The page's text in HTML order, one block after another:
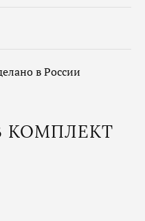
в России
КОМПЛЕКТ